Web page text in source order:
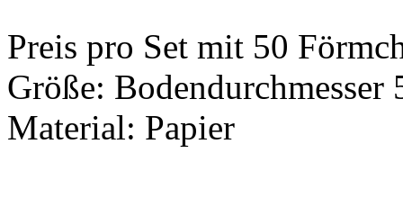
Preis pro Set mit 50
Größe: Bodendurchmesser
Material: Papier